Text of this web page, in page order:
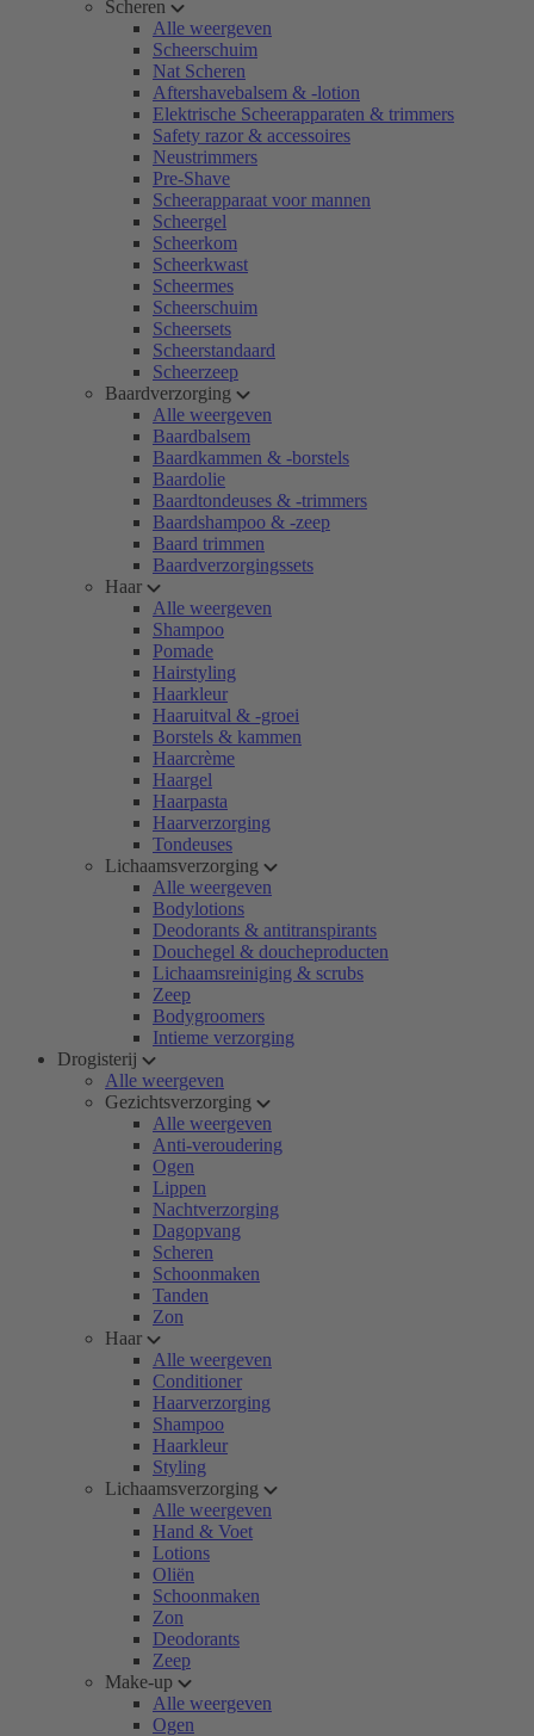
Scheren
Alle weergeven
Scheerschuim
Nat Scheren
Aftershavebalsem & -lotion
Elektrische Scheerapparaten & trimmers
Safety razor & accessoires
Neustrimmers
Pre-Shave
Scheerapparaat voor mannen
Scheergel
Scheerkom
Scheerkwast
Scheermes
Scheerschuim
Scheersets
Scheerstandaard
Scheerzeep
Baardverzorging
Alle weergeven
Baardbalsem
Baardkammen & -borstels
Baardolie
Baardtondeuses & -trimmers
Baardshampoo & -zeep
Baard trimmen
Baardverzorgingssets
Haar
Alle weergeven
Shampoo
Pomade
Hairstyling
Haarkleur
Haaruitval & -groei
Borstels & kammen
Haarcrème
Haargel
Haarpasta
Haarverzorging
Tondeuses
Lichaamsverzorging
Alle weergeven
Bodylotions
Deodorants & antitranspirants
Douchegel & doucheproducten
Lichaamsreiniging & scrubs
Zeep
Bodygroomers
Intieme verzorging
Drogisterij
Alle weergeven
Gezichtsverzorging
Alle weergeven
Anti-veroudering
Ogen
Lippen
Nachtverzorging
Dagopvang
Scheren
Schoonmaken
Tanden
Zon
Haar
Alle weergeven
Conditioner
Haarverzorging
Shampoo
Haarkleur
Styling
Lichaamsverzorging
Alle weergeven
Hand & Voet
Lotions
Oliën
Schoonmaken
Zon
Deodorants
Zeep
Make-up
Alle weergeven
Ogen